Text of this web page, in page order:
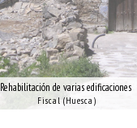
Rehabilitación de varias edificaciones
Fiscal (Huesca)